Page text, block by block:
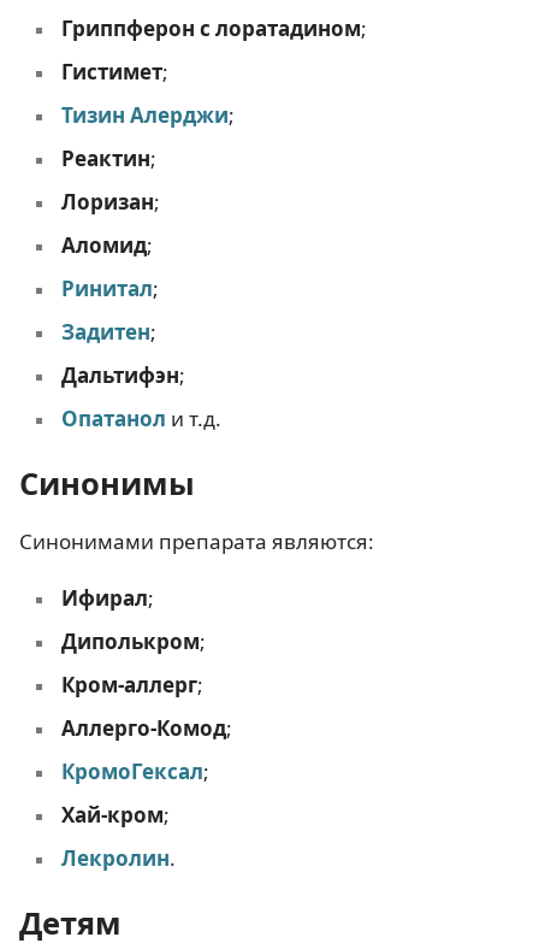
Гриппферон с лоратадином;
Гистимет;
Тизин Алерджи;
Реактин;
Лоризан;
Аломид;
Ринитал;
Задитен;
Дальтифэн;
Опатанол и т.д.
Синонимы
Синонимами препарата являются:
Ифирал;
Диполькром;
Кром-аллерг;
Аллерго-Комод;
КромоГексал;
Хай-кром;
Лекролин.
Детям